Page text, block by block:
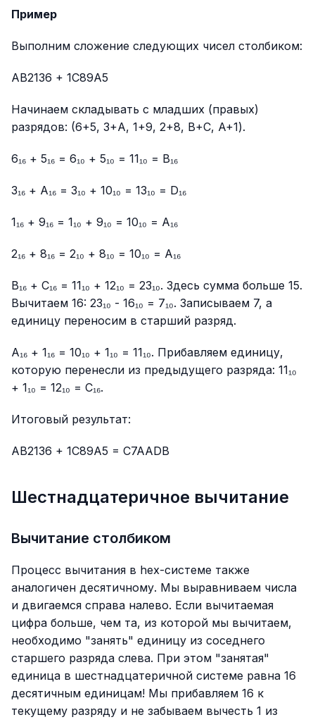
Пример
Выполним сложение следующих чисел столбиком:
AB2136 + 1C89A5
Начинаем складывать с младших (правых)
разрядов: (6+5, 3+A, 1+9, 2+8, B+C, A+1).
6₁₆ + 5₁₆ = 6₁₀ + 5₁₀ = 11₁₀ = B₁₆
3₁₆ + A₁₆ = 3₁₀ + 10₁₀ = 13₁₀ = D₁₆
1₁₆ + 9₁₆ = 1₁₀ + 9₁₀ = 10₁₀ = A₁₆
2₁₆ + 8₁₆ = 2₁₀ + 8₁₀ = 10₁₀ = A₁₆
B₁₆ + C₁₆ = 11₁₀ + 12₁₀ = 23₁₀. Здесь сумма больше 15.
Вычитаем 16: 23₁₀ - 16₁₀ = 7₁₀. Записываем 7, а
единицу переносим в старший разряд.
A₁₆ + 1₁₆ = 10₁₀ + 1₁₀ = 11₁₀. Прибавляем единицу,
которую перенесли из предыдущего разряда: 11₁₀
+ 1₁₀ = 12₁₀ = C₁₆.
Итоговый результат:
AB2136 + 1C89A5 = C7AADB
Шестнадцатеричное вычитание
Вычитание столбиком
Процесс вычитания в hex-системе также
аналогичен десятичному. Мы выравниваем числа
и двигаемся справа налево. Если вычитаемая
цифра больше, чем та, из которой мы вычитаем,
необходимо "занять" единицу из соседнего
старшего разряда слева. При этом "занятая"
единица в шестнадцатеричной системе равна 16
десятичным единицам! Мы прибавляем 16 к
текущему разряду и не забываем вычесть 1 из